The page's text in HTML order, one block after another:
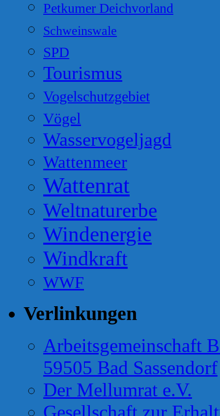
Petkumer Deichvorland
Schweinswale
SPD
Tourismus
Vogelschutzgebiet
Vögel
Wasservogeljagd
Wattenmeer
Wattenrat
Weltnaturerbe
Windenergie
Windkraft
WWF
Verlinkungen
Arbeitsgemeinschaft
59505 Bad Sassendorf
Der Mellumrat e.V.
Gesellschaft zur